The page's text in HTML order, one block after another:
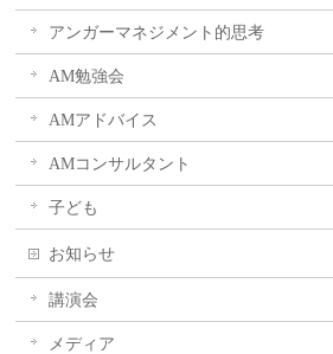
アンガーマネジメント的思考
AM勉強会
AMアドバイス
AMコンサルタント
子ども
お知らせ
講演会
メディア